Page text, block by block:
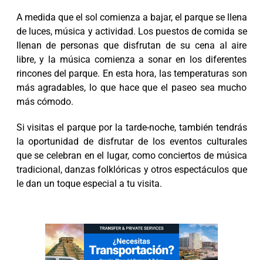
A medida que el sol comienza a bajar, el parque se llena
de luces, música y actividad. Los puestos de comida se
llenan de personas que disfrutan de su cena al aire
libre, y la música comienza a sonar en los diferentes
rincones del parque. En esta hora, las temperaturas son
más agradables, lo que hace que el paseo sea mucho
más cómodo.
Si visitas el parque por la tarde-noche, también tendrás
la oportunidad de disfrutar de los eventos culturales
que se celebran en el lugar, como conciertos de música
tradicional, danzas folklóricas y otros espectáculos que
le dan un toque especial a tu visita.